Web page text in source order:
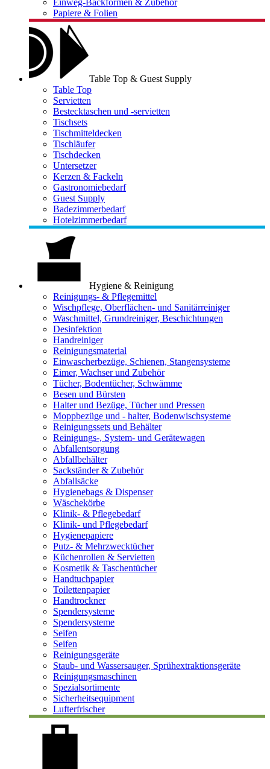
Einweg-Backformen & Zubehör
Papiere & Folien
Table Top & Guest Supply
Table Top
Servietten
Bestecktaschen und -servietten
Tischsets
Tischmitteldecken
Tischläufer
Tischdecken
Untersetzer
Kerzen & Fackeln
Gastronomiebedarf
Guest Supply
Badezimmerbedarf
Hotelzimmerbedarf
Hygiene & Reinigung
Reinigungs- & Pflegemittel
Wischpflege, Oberflächen- und Sanitärreiniger
Waschmittel, Grundreiniger, Beschichtungen
Desinfektion
Handreiniger
Reinigungsmaterial
Einwascherbezüge, Schienen, Stangensysteme
Eimer, Wachser und Zubehör
Tücher, Bodentücher, Schwämme
Besen und Bürsten
Halter und Bezüge, Tücher und Pressen
Moppbezüge und - halter, Bodenwischsysteme
Reinigungssets und Behälter
Reinigungs-, System- und Gerätewagen
Abfallentsorgung
Abfallbehälter
Sackständer & Zubehör
Abfallsäcke
Hygienebags & Dispenser
Wäschekörbe
Klinik- & Pflegebedarf
Klinik- und Pflegebedarf
Hygienepapiere
Putz- & Mehrzwecktücher
Küchenrollen & Servietten
Kosmetik & Taschentücher
Handtuchpapier
Toilettenpapier
Handtrockner
Spendersysteme
Spendersysteme
Seifen
Seifen
Reinigungsgeräte
Staub- und Wassersauger, Sprühextraktionsgeräte
Reinigungsmaschinen
Spezialsortimente
Sicherheitsequipment
Lufterfrischer